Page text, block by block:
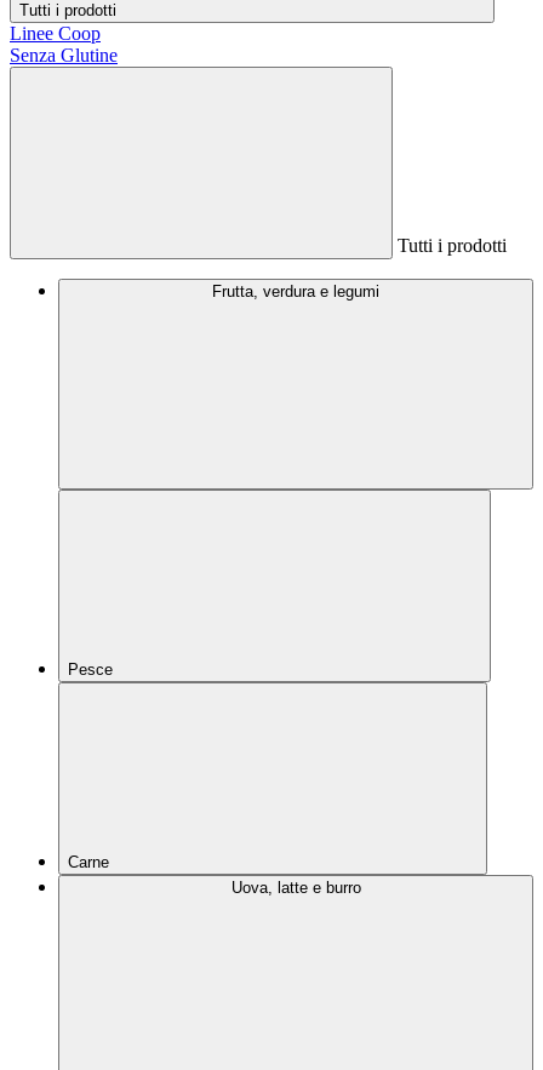
Tutti i prodotti
Linee Coop
Senza Glutine
Tutti i prodotti
Frutta, verdura e legumi
Pesce
Carne
Uova, latte e burro